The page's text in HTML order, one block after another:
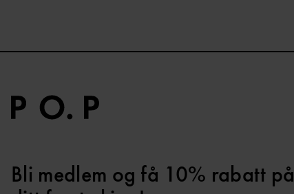
Bli medlem og få 10% rabatt på